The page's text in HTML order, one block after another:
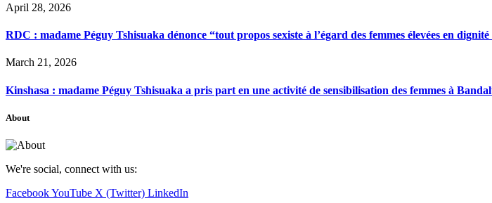
April 28, 2026
RDC : madame Péguy Tshisuaka dénonce “tout propos sexiste à l’égard des femmes élevées en
March 21, 2026
Kinshasa : madame Péguy Tshisuaka a pris part en une activité de sensibilisation des femmes à
About
We're social, connect with us:
FacebookYouTube X (Twitter) LinkedIn